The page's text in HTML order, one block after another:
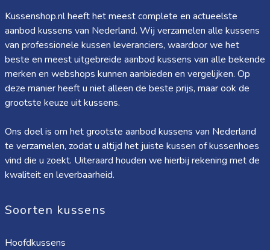
Kussenshop.nl heeft het meest complete en actueelste
aanbod kussens van Nederland. Wij verzamelen alle kussens
van professionele kussen leveranciers, waardoor we het
beste en meest uitgebreide aanbod kussens van alle bekende
merken en webshops kunnen aanbieden en vergelijken. Op
deze manier heeft u niet alleen de beste prijs, maar ook de
grootste keuze uit kussens.
Ons doel is om het grootste aanbod kussens van Nederland
te verzamelen, zodat u altijd het juiste kussen of kussenhoes
vind die u zoekt. Uiteraard houden we hierbij rekening met de
kwaliteit en leverbaarheid.
Soorten kussens
Hoofdkussens